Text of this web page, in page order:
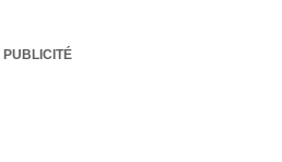
PUBLICITÉ